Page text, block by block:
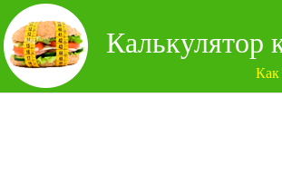
Калькулятор
Как